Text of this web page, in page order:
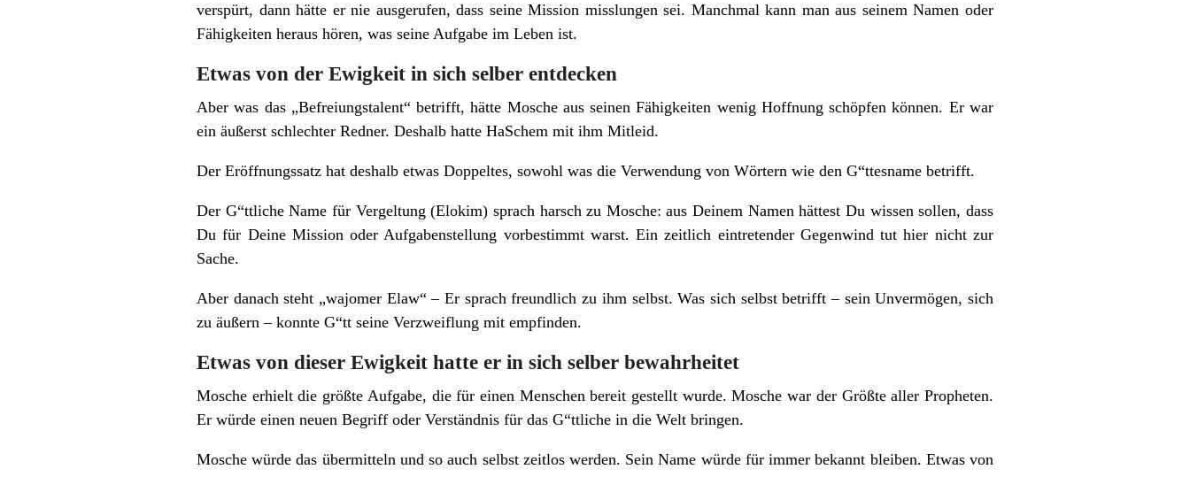
verspürt, dann hätte er nie ausgerufen, dass seine Mission misslungen sei. Manchmal kann man aus seinem Namen oder
Fähigkeiten heraus hören, was seine Aufgabe im Leben ist.
Etwas von der Ewigkeit in sich selber entdecken
Aber was das „Befreiungstalent“ betrifft, hätte Mosche aus seinen Fähigkeiten wenig Hoffnung schöpfen können. Er war
ein äußerst schlechter Redner. Deshalb hatte HaSchem mit ihm Mitleid.
Der Eröffnungssatz hat deshalb etwas Doppeltes, sowohl was die Verwendung von Wörtern wie den G“ttesname betrifft.
Der G“ttliche Name für Vergeltung (Elokim) sprach harsch zu Mosche: aus Deinem Namen hättest Du wissen sollen, dass
Du für Deine Mission oder Aufgabenstellung vorbestimmt warst. Ein zeitlich eintretender Gegenwind tut hier nicht zur
Sache.
Aber danach steht „wajomer Elaw“ – Er sprach freundlich zu ihm selbst. Was sich selbst betrifft – sein Unvermögen, sich
zu äußern – konnte G“tt seine Verzweiflung mit empfinden.
Etwas von dieser Ewigkeit hatte er in sich selber bewahrheitet
Mosche erhielt die größte Aufgabe, die für einen Menschen bereit gestellt wurde. Mosche war der Größte aller Propheten.
Er würde einen neuen Begriff oder Verständnis für das G“ttliche in die Welt bringen.
Mosche würde das übermitteln und so auch selbst zeitlos werden. Sein Name würde für immer bekannt bleiben. Etwas von